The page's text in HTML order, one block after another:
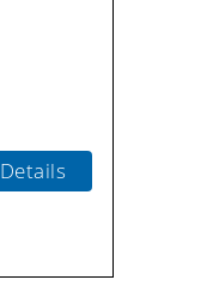
Details